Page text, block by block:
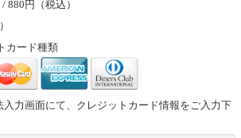
880円（税込）
カード種類
入力画面にて、クレジットカード情報をご入力下